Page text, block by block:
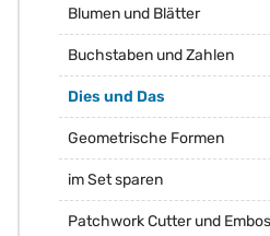
Blumen und Blätter
Buchstaben und Zahlen
Dies und Das
Geometrische Formen
im Set sparen
Patchwork Cutter und